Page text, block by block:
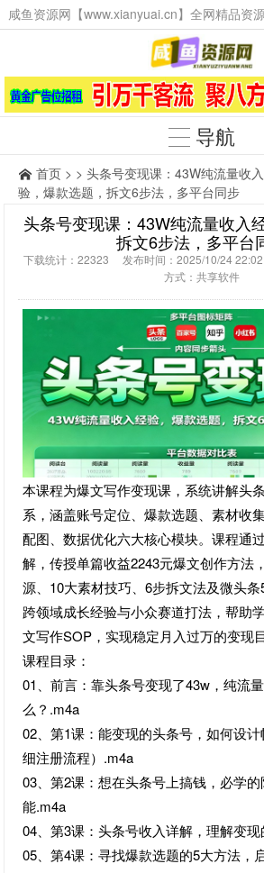
导航
首页 > > 头条号变现课：43W纯流量收
验，爆款选题，拆文6步法，多平台同步
头条号变现课：43W纯流量收入
拆文6步法，多平台
下载统计：22323 发布时间：2025/10/24
方式：共享软件
本课程为‌爆文写作变现课‌，系统讲解头
系，涵盖账号定位、爆款选题、素材收
配图、数据优化六大核心模块。课程通
解，传授单篇收益2243元爆文创作方法
源、10大素材技巧、6步拆文法及微头
跨领域成长经验与小众赛道打法，帮助
文写作SOP，实现稳定月入过万的变现目
课程目录：
01、前言：靠头条号变现了43w，纯流
么？.m4a
02、第1课：能变现的头条号，如何设
细注册流程）.m4a
03、第2课：想在头条号上搞钱，必学
能.m4a
04、第3课：头条号收入详解，理解变
05、第4课：寻找爆款选题的5大方法，